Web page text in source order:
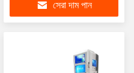
সেরা দাম পান